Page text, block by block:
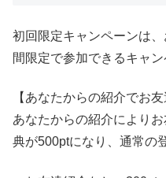
初回限定キャンペーンは
間限定で参加できるキャン
【あなたからの紹介でお友
あなたからの紹介により
典が500ptになり、通常の